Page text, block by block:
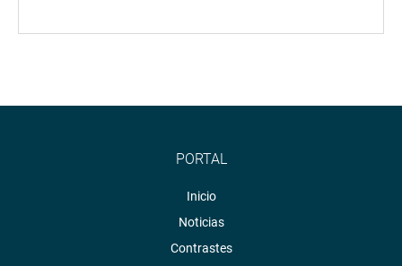
PORTAL
Inicio
Noticias
Contrastes